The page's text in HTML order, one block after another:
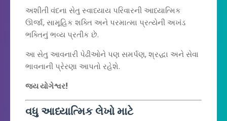
અશીતી વંદના સેતુ સ્વાધ્યાય પરિવારની આધ્યાત્મિક
ઊર્જા, સામૂહિક શક્તિ અને પરમાત્મા પ્રત્યેની અખંડ
ભક્તિનું ભવ્ય પ્રતીક છે.
આ સેતુ આવનારી પેઢીઓને પણ સમર્પણ, શ્રદ્ધા અને સેવા
ભાવનાની પ્રેરણા આપતો રહેશે.
જય યોગેશ્વર!
વધુ આધ્યાત્મિક લેખો માટે